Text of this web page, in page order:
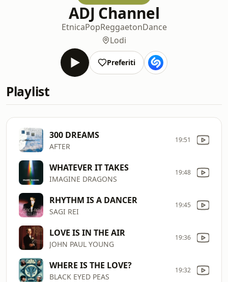
ADJ Channel
EtnicaPopReggaetonDance
Lodi
Preferiti
Playlist
300 DREAMS
AFTER
19:51
WHATEVER IT TAKES
IMAGINE DRAGONS
19:48
RHYTHM IS A DANCER
SAGI REI
19:45
LOVE IS IN THE AIR
JOHN PAUL YOUNG
19:36
WHERE IS THE LOVE?
BLACK EYED PEAS
19:32